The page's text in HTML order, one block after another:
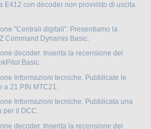
E412 con decoder non provvisto di uscita
"Centrali digitali". Presentiamo la
Command Dynamis Basic.
decoder. Inserita la recensione del
Basic.
Informazioni tecniche. Pubblicate le
a 21 PIN MTC21.
Informazioni tecniche. Pubblicata una
per il DCC.
decoder. Inserita la recensione del